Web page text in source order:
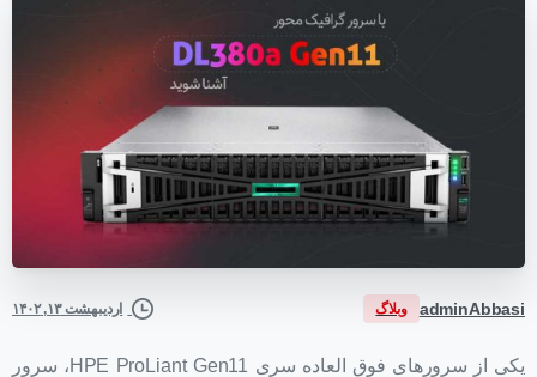
adminAbbasi وبلاگ اردیبهشت ۱۳, ۱۴۰۲
یکی از سرورهای فوق العاده سری HPE ProLiant Gen11، سرور